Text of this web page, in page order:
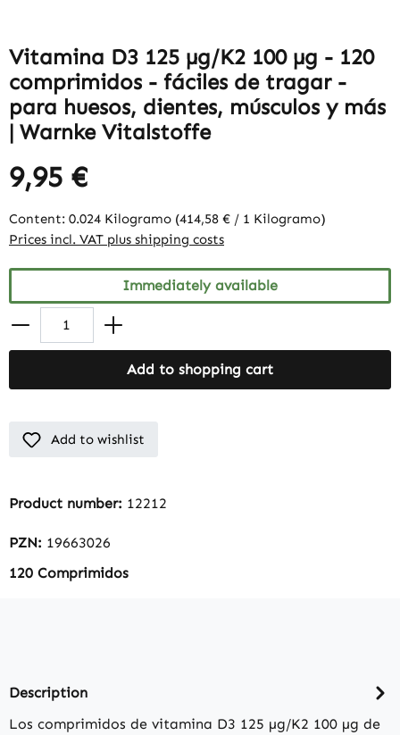
Vitamina D3 125 µg/K2 100 µg - 120
comprimidos - fáciles de tragar -
para huesos, dientes, músculos y más
| Warnke Vitalstoffe
9,95 €
Content: 0.024 Kilogramo (414,58 € / 1 Kilogramo)
Prices incl. VAT plus shipping costs
Immediately available
Add to shopping cart
Add to wishlist
Product number: 12212
PZN: 19663026
120 Comprimidos
Description
Los comprimidos de vitamina D3 125 µg/K2 100 µg de